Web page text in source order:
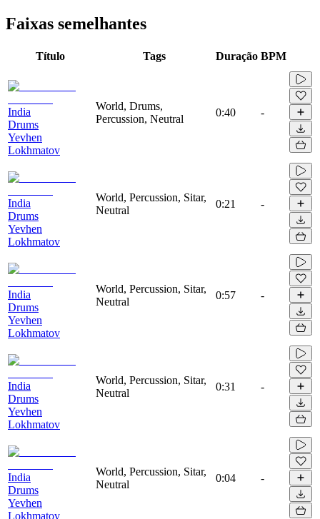
Faixas semelhantes
Título Tags Duração BPM
India
Drums
Yevhen
Lokhmatov
World, Drums,
Percussion, Neutral
0:40 -
India
Drums
Yevhen
Lokhmatov
World, Percussion, Sitar,
Neutral
0:21 -
India
Drums
Yevhen
Lokhmatov
World, Percussion, Sitar,
Neutral
0:57 -
India
Drums
Yevhen
Lokhmatov
World, Percussion, Sitar,
Neutral
0:31 -
India
Drums
Yevhen
Lokhmatov
World, Percussion, Sitar,
Neutral
0:04 -